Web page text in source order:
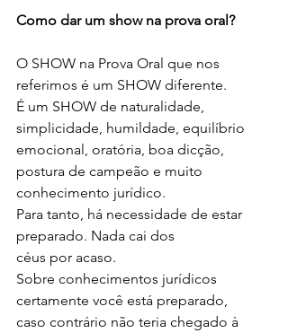
Como dar um show na prova oral?
O SHOW na Prova Oral que nos
referimos é um SHOW diferente.
É um SHOW de naturalidade,
simplicidade, humildade, equilíbrio
emocional, oratória, boa dicção,
postura de campeão e muito
conhecimento jurídico.
Para tanto, há necessidade de estar
preparado. Nada cai dos
céus por acaso.
Sobre conhecimentos jurídicos
certamente você está preparado,
caso contrário não teria chegado à